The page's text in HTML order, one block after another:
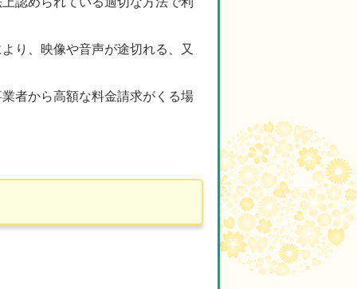
り、映像や音声が途切れる、又
者から高額な料金請求がくる場